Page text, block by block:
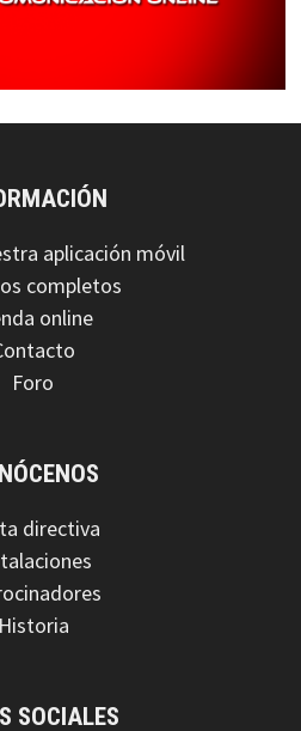
aplicación móvil
completos
online
Foro
directiva
Historia
SOCIALES